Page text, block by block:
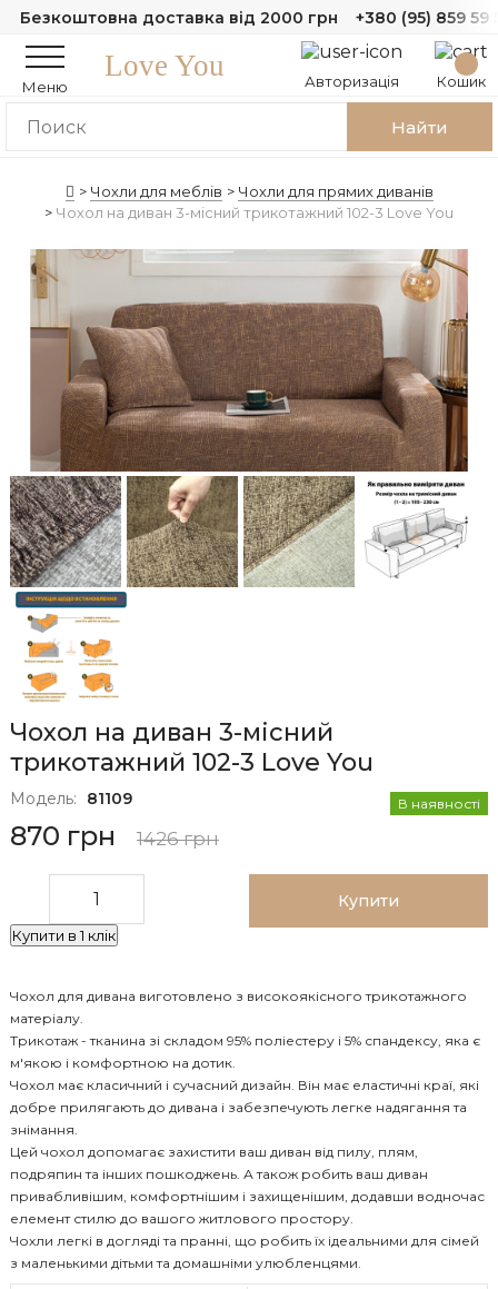
Безкоштовна доставка від 2000 грн +380 (95) 859 59
Меню
Love You Авторизація Кошик
Найти
Чохли для меблів
Чохли для прямих диванів
Чохол на диван 3-місний трикотажний 102-3 Love You
Чохол на диван 3-місний
трикотажний 102-3 Love You
Модель: 81109 В наявності
870 грн 1426 грн
Купити
Купити в 1 клік
Чохол для дивана виготовлено з високоякісного трикотажного
матеріалу.
Трикотаж - тканина зі складом 95% поліестеру і 5% спандексу, яка є
м'якою і комфортною на дотик.
Чохол має класичний і сучасний дизайн. Він має еластичні краї, які
добре прилягають до дивана і забезпечують легке надягання та
знімання.
Цей чохол допомагає захистити ваш диван від пилу, плям,
подряпин та інших пошкоджень. А також робить ваш диван
привабливішим, комфортнішим і захищенішим, додавши водночас
елемент стилю до вашого житлового простору.
Чохли легкі в догляді та пранні, що робить їх ідеальними для сімей
з маленькими дітьми та домашніми улюбленцями.